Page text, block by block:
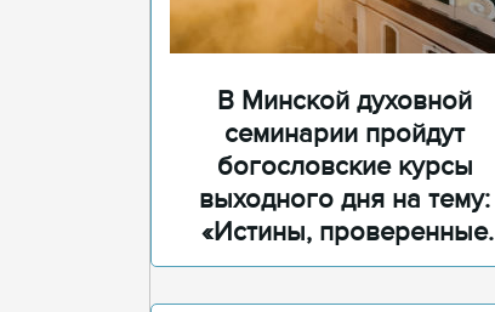
В Минской духовной
семинарии пройдут
богословские курсы
выходного дня на тему:
«Истины, проверенные
временем»